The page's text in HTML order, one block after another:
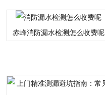
赤峰消防漏水检测怎么收费呢